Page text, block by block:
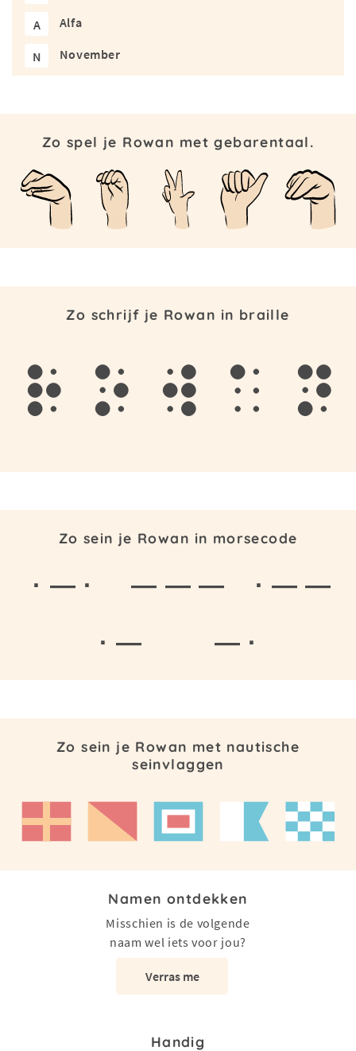
A
Alfa
N November
Zo spel je Rowan met gebarentaal.
Zo schrijf je Rowan in braille
r o w a n
Zo sein je Rowan in morsecode
· — · — — —
· — —
· —
— ·
Zo sein je Rowan met nautische
seinvlaggen
Namen ontdekken
Misschien is de volgende
naam wel iets voor jou?
Verras me
Handig